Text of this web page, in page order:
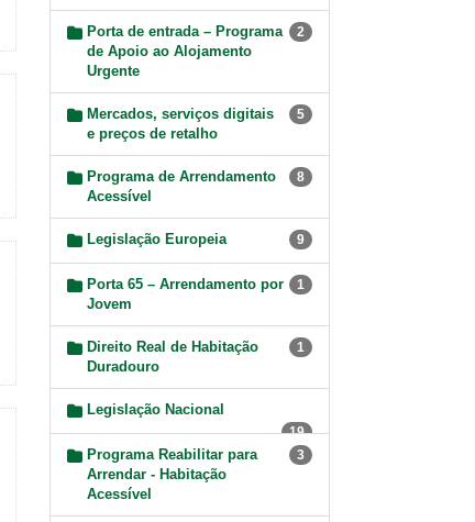
Porta de entrada – Programa
de Apoio ao Alojamento
Urgente
2
Mercados, serviços digitais
e preços de retalho
5
Programa de Arrendamento
Acessível
8
Legislação Europeia 9
Porta 65 – Arrendamento por
Jovem
1
Direito Real de Habitação
Duradouro
1
Legislação Nacional
19
Programa Reabilitar para
Arrendar - Habitação
Acessível
3